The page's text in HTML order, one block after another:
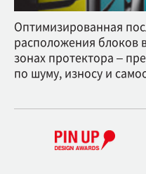
Оптимизированная
расположения блоков
зонах протектора –
по шуму, износу и